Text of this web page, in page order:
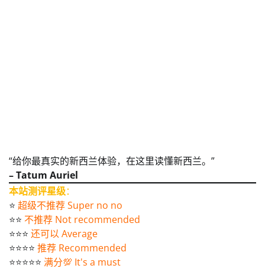
“给你最真实的新西兰体验，在这里读懂新西兰。”
– Tatum Auriel
本站测评星级：
⭐️ 超级不推荐 Super no no
⭐️⭐️ 不推荐 Not recommended
⭐️⭐️⭐️ 还可以 Average
⭐️⭐️⭐️⭐️ 推荐 Recommended
⭐️⭐️⭐️⭐️⭐️ 满分💯 It's a must